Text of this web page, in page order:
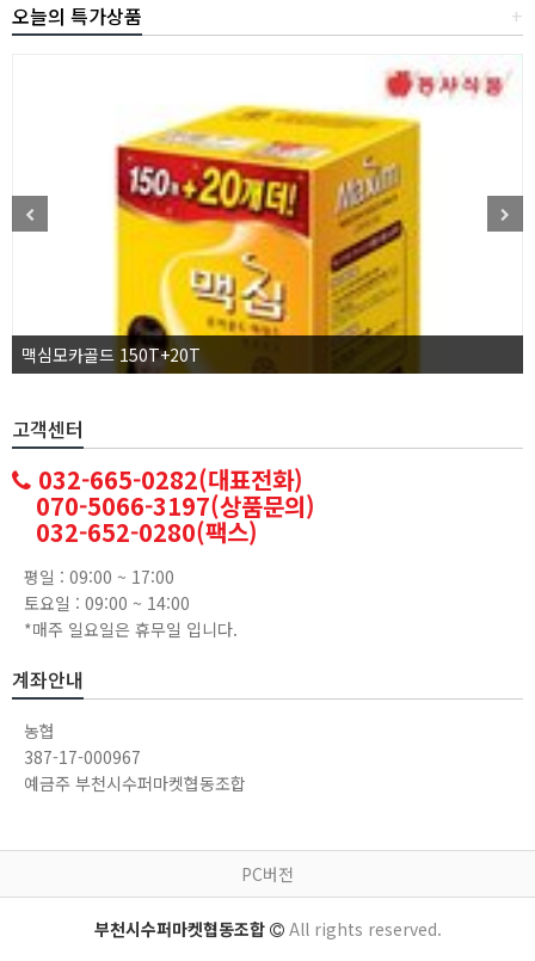
+
오늘의 특가상품
맥심모카골드 150T+20T
고객센터
032-665-0282(대표전화)
070-5066-3197(상품문의)
032-652-0280(팩스)
평일 : 09:00 ~ 17:00
토요일 : 09:00 ~ 14:00
*매주 일요일은 휴무일 입니다.
계좌안내
농협
387-17-000967
예금주 부천시수퍼마켓협동조합
PC버전
부천시수퍼마켓협동조합 All rights reserved.